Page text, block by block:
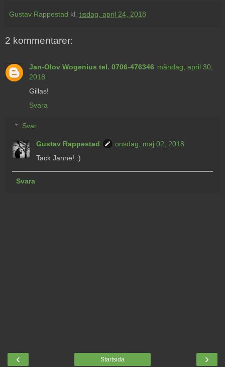
Gustav Rappestad kl. tisdag, april 24, 2018
2 kommentarer:
Jan-Olov Wogenius tel. 0706-476346 måndag, april 30,
2018
Gillas!
Svara
Svar
Gustav Rappestad
onsdag, maj 02, 2018
Tack Janne! :)
Svara
‹ ›
Startsida